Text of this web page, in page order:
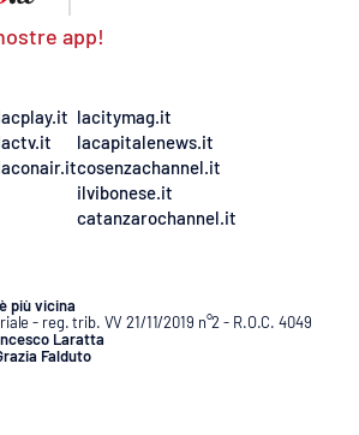
app!
lacitymag.it
lacapitalenews.it
cosenzachannel.it
ilvibonese.it
catanzarochannel.it
più vicina
- reg. trib. VV 21/11/2019 n°2 - R.O.C. 4049
Laratta
Falduto